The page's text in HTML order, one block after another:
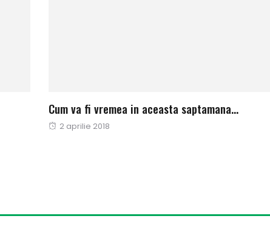
Cum va fi vremea in aceasta saptamana…
Publicat
2 aprilie 2018